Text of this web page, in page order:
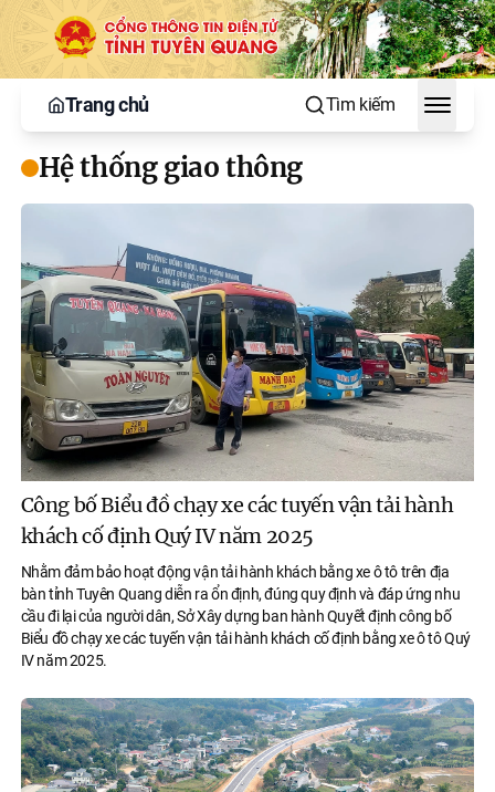
Trang chủ Tìm kiếm
Toggle
Hệ thống giao thông
Công bố Biểu đồ chạy xe các tuyến vận tải hành
khách cố định Quý IV năm 2025
Nhằm đảm bảo hoạt động vận tải hành khách bằng xe ô tô trên địa
bàn tỉnh Tuyên Quang diễn ra ổn định, đúng quy định và đáp ứng nhu
cầu đi lại của người dân, Sở Xây dựng ban hành Quyết định công bố
Biểu đồ chạy xe các tuyến vận tải hành khách cố định bằng xe ô tô Quý
IV năm 2025.